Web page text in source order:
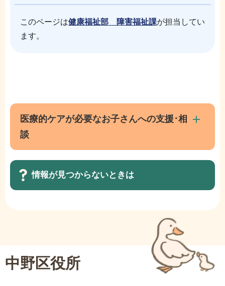
このページは健康福祉部 障害福祉課が担当してい
ます。
こ
で
ブ
ゲ
ー
ョ
ら
医療的ケアが必要なお子さんへの支援･相
談
情報が見つからないときは
ゲ
中野区役所